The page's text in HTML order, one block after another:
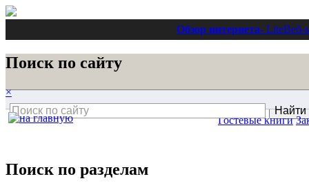
Обзор интернета- LiteВеб-
Поиск по сайту
×
Поиск по разделам
Гостевые книги